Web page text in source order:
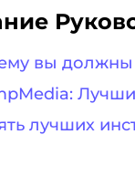
вы должны
лучших